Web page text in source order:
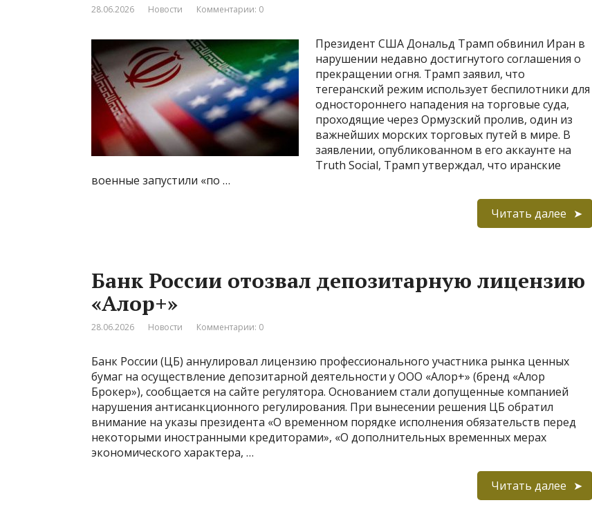
28.06.2026 Новости Комментарии: 0
Президент США Дональд Трамп обвинил Иран в
нарушении недавно достигнутого соглашения о
прекращении огня. Трамп заявил, что
тегеранский режим использует беспилотники для
одностороннего нападения на торговые суда,
проходящие через Ормузский пролив, один из
важнейших морских торговых путей в мире. В
заявлении, опубликованном в его аккаунте на
Truth Social, Трамп утверждал, что иранские
военные запустили «по …
Читать далее
Банк России отозвал депозитарную лицензию
«Алор+»
28.06.2026 Новости Комментарии: 0
Банк России (ЦБ) аннулировал лицензию профессионального участника рынка ценных
бумаг на осуществление депозитарной деятельности у ООО «Алор+» (бренд «Алор
Брокер»), сообщается на сайте регулятора. Основанием стали допущенные компанией
нарушения антисанкционного регулирования. При вынесении решения ЦБ обратил
внимание на указы президента «О временном порядке исполнения обязательств перед
некоторыми иностранными кредиторами», «О дополнительных временных мерах
экономического характера, …
Читать далее